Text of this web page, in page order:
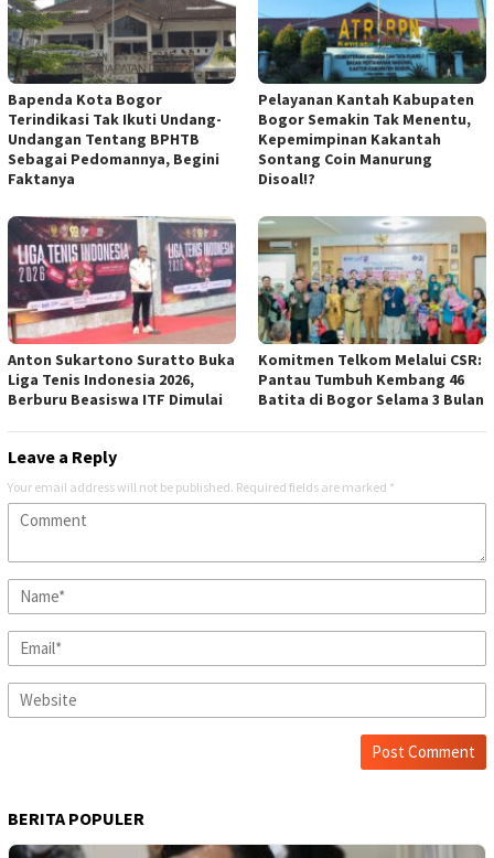
Bapenda Kota Bogor
Terindikasi Tak Ikuti Undang-
Undangan Tentang BPHTB
Sebagai Pedomannya, Begini
Faktanya
Pelayanan Kantah Kabupaten
Bogor Semakin Tak Menentu,
Kepemimpinan Kakantah
Sontang Coin Manurung
Disoal!?
Anton Sukartono Suratto Buka
Liga Tenis Indonesia 2026,
Berburu Beasiswa ITF Dimulai
Komitmen Telkom Melalui CSR:
Pantau Tumbuh Kembang 46
Batita di Bogor Selama 3 Bulan
Leave a Reply
Your email address will not be published. Required fields are marked *
BERITA POPULER